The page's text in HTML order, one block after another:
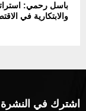
باسل رحمي:
والابتكارية في
اشترك في النشرة